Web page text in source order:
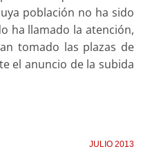
población no ha sido
ha llamado la atención,
tomado las plazas de
el anuncio de la subida
JULIO 2013